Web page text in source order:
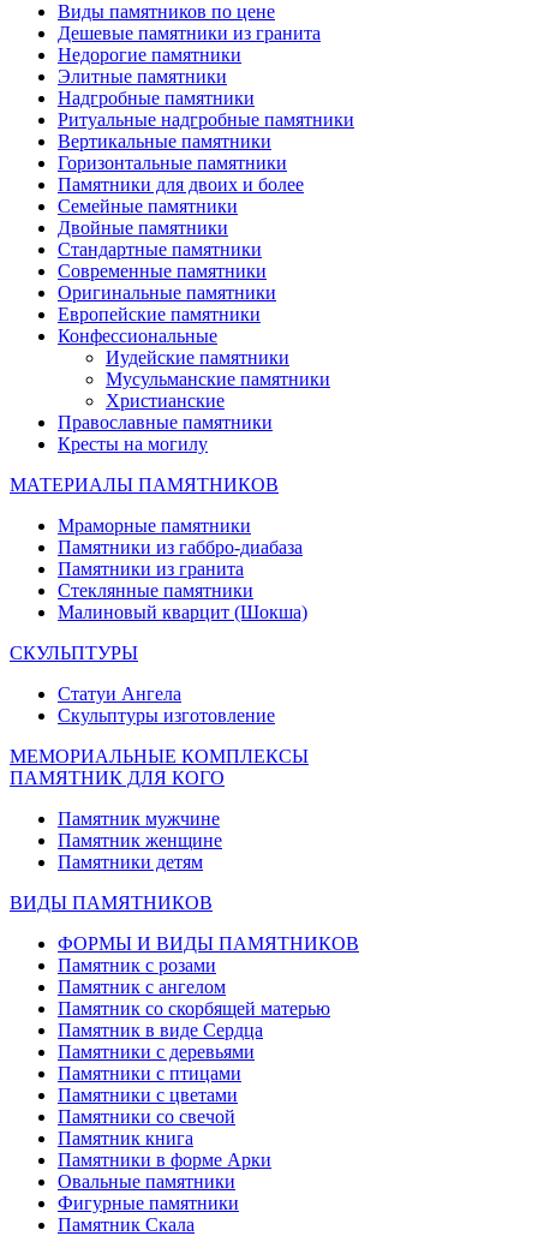
Виды памятников по цене
Дешевые памятники из гранита
Недорогие памятники
Элитные памятники
Надгробные памятники
Ритуальные надгробные памятники
Вертикальные памятники
Горизонтальные памятники
Памятники для двоих и более
Семейные памятники
Двойные памятники
Стандартные памятники
Современные памятники
Оригинальные памятники
Европейские памятники
Конфессиональные
Иудейские памятники
Мусульманские памятники
Христианские
Православные памятники
Кресты на могилу
МАТЕРИАЛЫ ПАМЯТНИКОВ
Мраморные памятники
Памятники из габбро-диабаза
Памятники из гранита
Стеклянные памятники
Малиновый кварцит (Шокша)
СКУЛЬПТУРЫ
Статуи Ангела
Скульптуры изготовление
МЕМОРИАЛЬНЫЕ КОМПЛЕКСЫ
ПАМЯТНИК ДЛЯ КОГО
Памятник мужчине
Памятник женщине
Памятники детям
ВИДЫ ПАМЯТНИКОВ
ФОРМЫ И ВИДЫ ПАМЯТНИКОВ
Памятник с розами
Памятник с ангелом
Памятник со скорбящей матерью
Памятник в виде Сердца
Памятники с деревьями
Памятники с птицами
Памятники с цветами
Памятники со свечой
Памятник книга
Памятники в форме Арки
Овальные памятники
Фигурные памятники
Памятник Скала